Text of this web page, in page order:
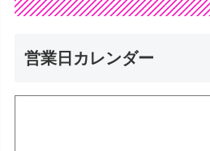
営業日カレンダー